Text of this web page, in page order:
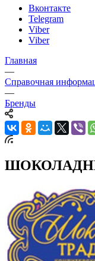
Вконтакте
Telegram
Viber
Viber
Главная
—
Справочная
—
Бренды